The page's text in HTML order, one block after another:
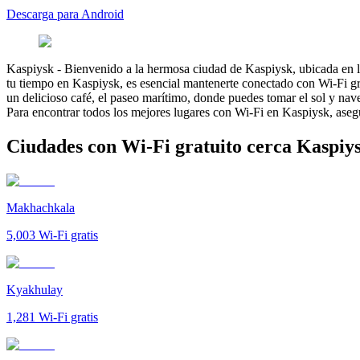
Descarga para Android
Kaspiysk - Bienvenido a la hermosa ciudad de Kaspiysk, ubicada
tu tiempo en Kaspiysk, es esencial mantenerte conectado con Wi-Fi
un delicioso café, el paseo marítimo, donde puedes tomar el sol y
Para encontrar todos los mejores lugares con Wi-Fi en Kaspiysk,
Ciudades con Wi-Fi gratuito cerca
Makhachkala
5,003 Wi-Fi gratis
Kyakhulay
1,281 Wi-Fi gratis